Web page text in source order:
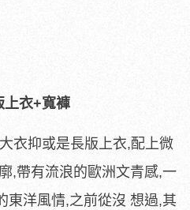
衣+寬褲
衣抑或是長版上衣,配上微
,帶有流浪的歐洲文青感,一
東洋風情,之前從沒 想過,其